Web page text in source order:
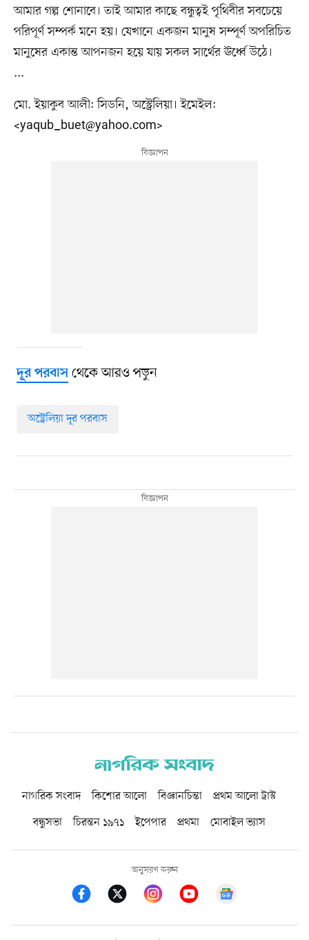
আমার গল্প শোনাবে। তাই আমার কাছে বন্ধুত্বই পৃথিবীর সবচেয়ে
পরিপূর্ণ সম্পর্ক মনে হয়। যেখানে একজন মানুষ সম্পূর্ণ অপরিচিত
মানুষের একান্ত আপনজন হয়ে যায় সকল সার্থের ঊর্ধ্বে উঠে।
...
মো. ইয়াকুব আলী: সিডনি, অস্ট্রেলিয়া। ইমেইল:
<yaqub_buet@yahoo.com>
দূর পরবাসথেকে আরও পড়ুন
অস্ট্রেলিয়া দূর পরবাস
নাগরিক সংবাদ কিশোর আলো বিজ্ঞানচিন্তা
প্রথম আলো ট্রাস্ট
বন্ধুসভা
চিরন্তন ১৯৭১ ইপেপার প্রথমা মোবাইল ভ্যাস
অনুসরণ করুন